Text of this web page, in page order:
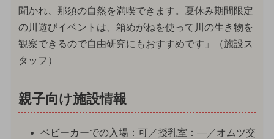
聞かれ、那須の自然を満喫できます。夏休み期間限定
の川遊びイベントは、箱めがねを使って川の生き物を
観察できるので自由研究にもおすすめです」（施設ス
タッフ）
親子向け施設情報
ベビーカーでの入場：可／授乳室：—／オムツ交